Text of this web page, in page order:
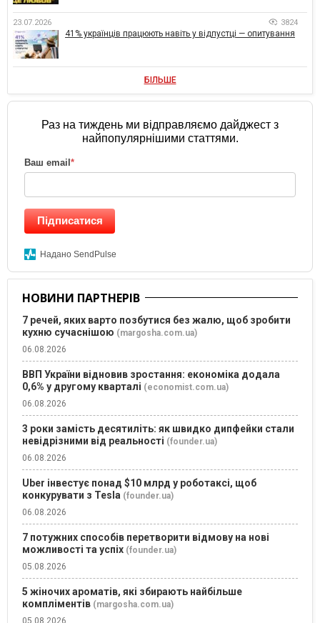
23.07.2026 3824
41% українців працюють навіть у відпустці — опитування
БІЛЬШЕ
Раз на тиждень ми відправляємо дайджест з
найпопулярнішими статтями.
Ваш email *
Підписатися
Надано SendPulse
НОВИНИ ПАРТНЕРІВ
7 речей, яких варто позбутися без жалю, щоб зробити
кухню сучаснішою (margosha.com.ua)
06.08.2026
ВВП України відновив зростання: економіка додала
0,6% у другому кварталі (economist.com.ua)
06.08.2026
3 роки замість десятиліть: як швидко дипфейки стали
невідрізними від реальності (founder.ua)
06.08.2026
Uber інвестує понад $10 млрд у роботаксі, щоб
конкурувати з Tesla (founder.ua)
06.08.2026
7 потужних способів перетворити відмову на нові
можливості та успіх (founder.ua)
05.08.2026
5 жіночих ароматів, які збирають найбільше
компліментів (margosha.com.ua)
05.08.2026